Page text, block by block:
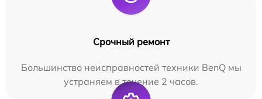
Срочный ремонт
Большинство неисправностей техники BenQ мы
устраняем в течение 2 часов.